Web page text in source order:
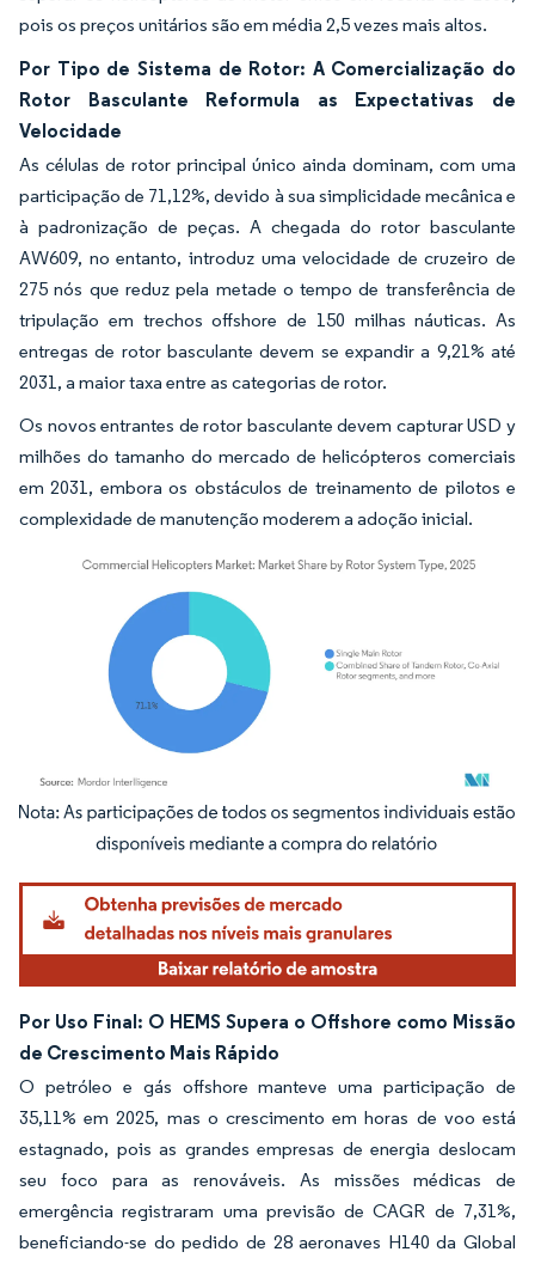
pois os preços unitários são em média 2,5 vezes mais altos.
Por Tipo de Sistema de Rotor: A Comercialização do
Rotor Basculante Reformula as Expectativas de
Velocidade
As células de rotor principal único ainda dominam, com uma
participação de 71,12%, devido à sua simplicidade mecânica e
à padronização de peças. A chegada do rotor basculante
AW609, no entanto, introduz uma velocidade de cruzeiro de
275 nós que reduz pela metade o tempo de transferência de
tripulação em trechos offshore de 150 milhas náuticas. As
entregas de rotor basculante devem se expandir a 9,21% até
2031, a maior taxa entre as categorias de rotor.
Os novos entrantes de rotor basculante devem capturar USD y
milhões do tamanho do mercado de helicópteros comerciais
em 2031, embora os obstáculos de treinamento de pilotos e
complexidade de manutenção moderem a adoção inicial.
Imagem © Mordor Intelligence. O reuso requer atribuição conforme CC BY 4.0.
Por Uso Final: O HEMS Supera o Offshore como Missão
de Crescimento Mais Rápido
O petróleo e gás offshore manteve uma participação de
35,11% em 2025, mas o crescimento em horas de voo está
estagnado, pois as grandes empresas de energia deslocam
seu foco para as renováveis. As missões médicas de
emergência registraram uma previsão de CAGR de 7,31%,
beneficiando-se do pedido de 28 aeronaves H140 da Global